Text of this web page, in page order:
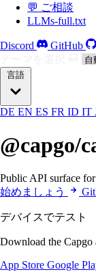
💬 ご相談
LLMs-full.txt
Discord
GitHub
言語
DE EN ES FR ID IT
@capgo/
Public API surface
始めましょう
デバイスでテスト
Download the Capgo
App Store Google